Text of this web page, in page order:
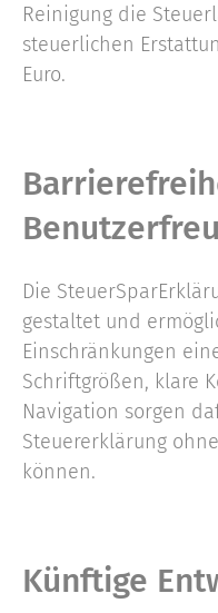
Reinigung die
steuerlichen
Euro.
Die
gestaltet und
Einschränkungen
Schriftgrößen, klare
Navigation sorgen
Steuererklärung
können.
Künftige